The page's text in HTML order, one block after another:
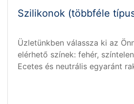
Szilikonok (többféle
Üzletünkben válassza ki az
elérhető színek: fehér,
Ecetes és neutrális egyaránt